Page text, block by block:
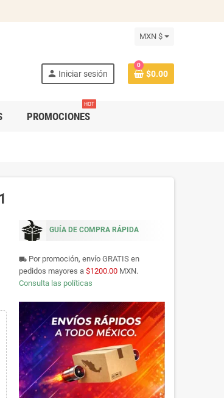
MXN $
person Iniciar sesión
0
$0.00
PROMOCIONES
HOT
GUÍA DE COMPRA RÁPIDA
local_shippingPor promoción, envío GRATIS en
pedidos mayores a $1200.00MXN.
Consulta las políticas